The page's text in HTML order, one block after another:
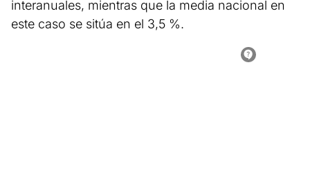
interanuales, mientras que la media nacional en
este caso se sitúa en el 3,5 %.